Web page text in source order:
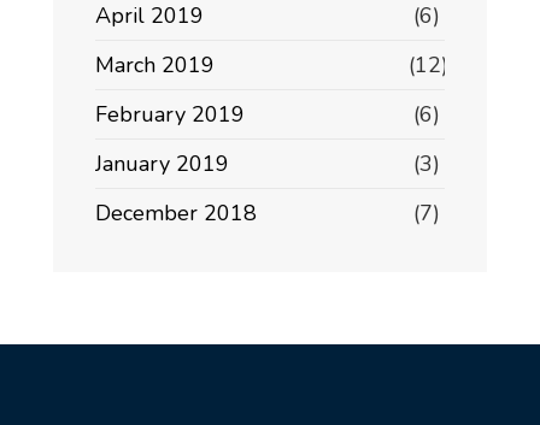
April 2019
(6)
March 2019
(12)
February 2019
(6)
January 2019
(3)
December 2018
(7)